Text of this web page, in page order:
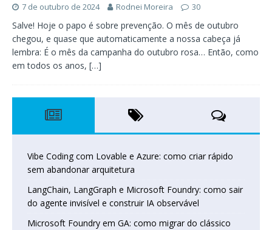
7 de outubro de 2024 Rodnei Moreira 30
Salve! Hoje o papo é sobre prevenção. O mês de outubro
chegou, e quase que automaticamente a nossa cabeça já
lembra: É o mês da campanha do outubro rosa… Então, como
em todos os anos, […]
Vibe Coding com Lovable e Azure: como criar rápido
sem abandonar arquitetura
LangChain, LangGraph e Microsoft Foundry: como sair
do agente invisível e construir IA observável
Microsoft Foundry em GA: como migrar do clássico